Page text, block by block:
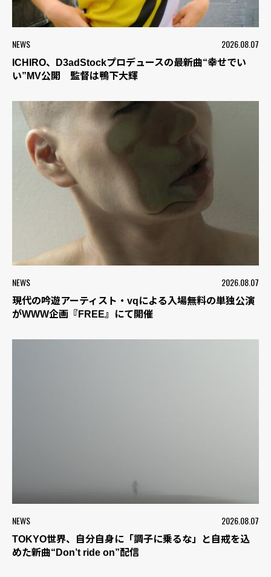
NEWS 2026.08.07
ICHIRO、D3adStockプロデュースの最新曲“幸せでい
い”MV公開 監督は鴨下大輝
NEWS 2026.08.07
現代の吟遊アーティスト・vqによる入場無料の単独公演
がWWW企画『FREE』にて開催
NEWS 2026.08.07
TOKYO世界、自分自身に「調子に乗るな」と自戒を込
めた新曲“Don’t ride on”配信